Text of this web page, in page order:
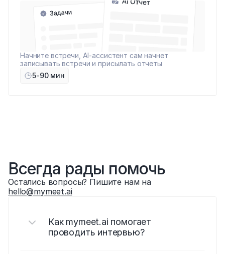
Начните встречи, AI-ассистент сам начнет
записывать встречи и присылать отчеты
5-90 мин
Всегда рады помочь
hello@mymeet.ai
Как mymeet.ai помогает
проводить интервью?